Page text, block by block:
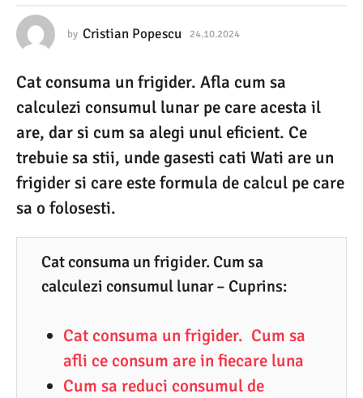
0
2
0
2
4
2
4
.
by Cristian Popescu 24.10.2024
1
.
2
0
2
Cat consuma un frigider. Afla cum sa
calculezi consumul lunar pe care acesta il
are, dar si cum sa alegi unul eficient. Ce
trebuie sa stii, unde gasesti cati Wati are un
frigider si care este formula de calcul pe care
sa o folosesti.
Cat consuma un frigider. Cum sa
calculezi consumul lunar – Cuprins:
Cat consuma un frigider. Cum sa
afli ce consum are in fiecare luna
Cum sa reduci consumul de